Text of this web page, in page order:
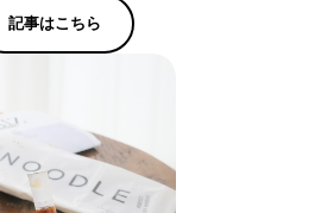
記事はこちら